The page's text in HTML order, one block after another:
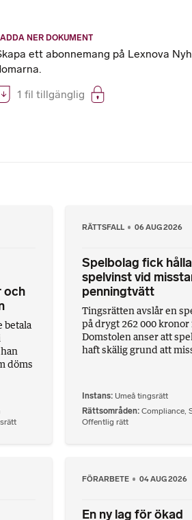
NER DOKUMENT
ett abonnemang på Lexnova
1 fil tillgänglig
och
betala
döms
RÄTTSFALL 06 AUG 2026
Spelbolag fick
spelvinst vid
penningtvätt
Tingsrätten avslår en
på drygt 262 000
Domstolen anser att
haft skälig grund att
Instans Umeå tingsrätt
Rättsområden Compliance,
Offentlig rätt
FÖRARBETE 04 AUG 2026
En ny lag för ökad